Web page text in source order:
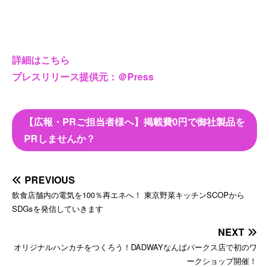
詳細はこちら
プレスリリース提供元：＠Press
【広報・PRご担当者様へ】掲載費0円で御社製品を
PRしませんか？
PREVIOUS
飲食店舗内の電気を100％再エネへ！ 東京野菜キッチンSCOPから
SDGsを発信していきます
NEXT
オリジナルハンカチをつくろう！DADWAYなんばパークス店で初のワ
ークショップ開催！